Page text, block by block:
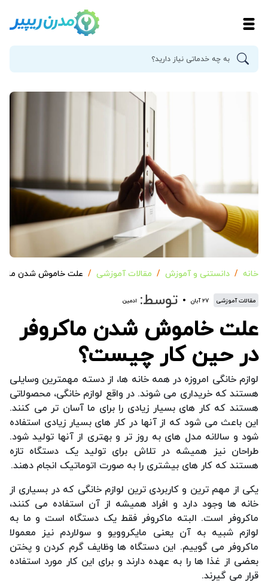
خانه دانستنی و آموزش مقالات آموزشی علت خاموش شدن
مقالات آموزشی ۲۷ آبان توسط: ادمین
علت خاموش شدن ماکروفر
در حین کار چیست؟
لوازم خانگی امروزه در همه خانه ها، از دسته مهمترین وسایلی
هستند که خریداری می شوند. در واقع لوازم خانگی، محصولاتی
هستند که کار های بسیار زیادی را برای ما آسان تر می کنند.
این باعث می شود که از آنها در کار های بسیار زیادی استفاده
شود و سالانه مدل های به روز تر و بهتری از آنها تولید شود.
طراحان نیز همیشه در تلاش برای تولید یک دستگاه تازه
هستند که کار های بیشتری را به صورت اتوماتیک انجام دهند.
یکی از مهم ترین و کاربردی ترین لوازم خانگی که در بسیاری از
خانه ها وجود دارد و افراد همیشه از آن استفاده می کنند،
ماکروفر است. البته ماکروفر فقط یک دستگاه است و ما به
لوازم شبیه به آن یعنی مایکروویو و سولاردم نیز معمولا
ماکروفر می گوییم. این دستگاه ها وظایف گرم کردن و پختن
بعضی از غذا ها را به عهده دارند و برای این کار مورد استفاده
قرار می گیرند.